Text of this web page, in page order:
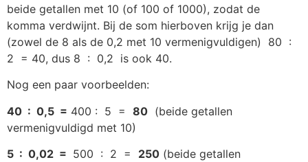
beide getallen met 10 (of 100 of 1000), zodat de
komma verdwijnt. Bij de som hierboven krijg je dan
(zowel de 8 als de 0,2 met 10 vermenigvuldigen) 80 :
2 = 40, dus 8 : 0,2 is ook 40.
Nog een paar voorbeelden:
40 : 0,5 = 400 : 5 = 80 (beide getallen
vermenigvuldigd met 10)
5 : 0,02 = 500 : 2 = 250 (beide getallen